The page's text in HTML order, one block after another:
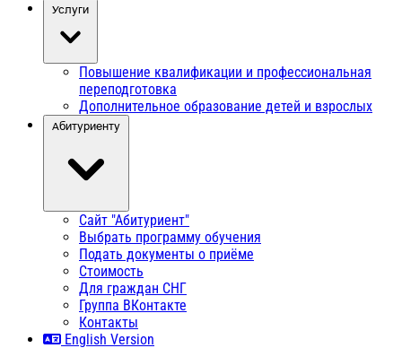
Услуги
Повышение квалификации и профессиональная
переподготовка
Дополнительное образование детей и взрослых
Абитуриенту
Сайт "Абитуриент"
Выбрать программу обучения
Подать документы о приёме
Стоимость
Для граждан СНГ
Группа ВКонтакте
Контакты
English Version